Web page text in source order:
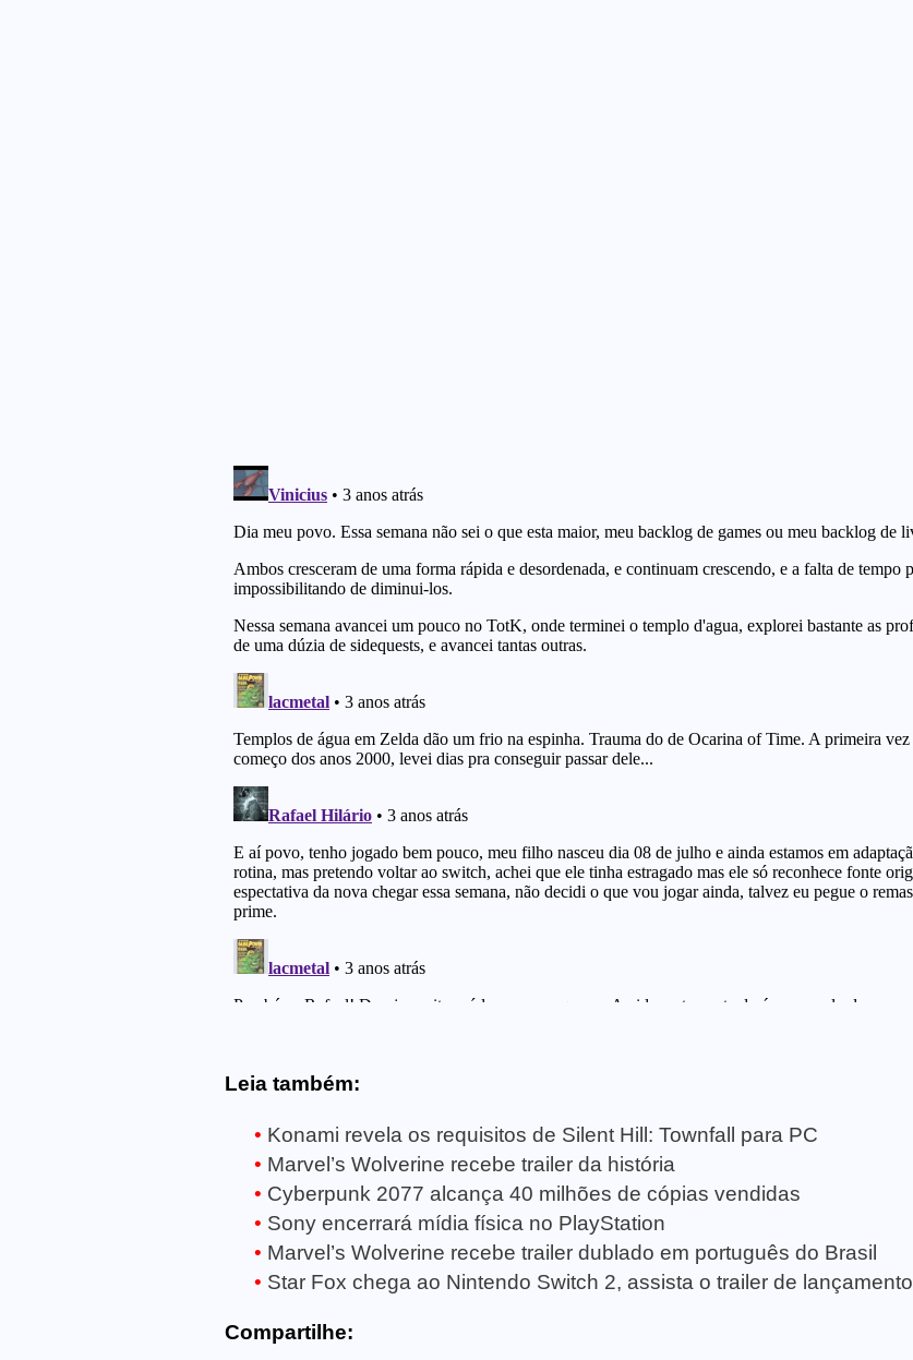
Leia também:
Konami revela os requisitos de Silent Hill: Townfall para PC
Marvel’s Wolverine recebe trailer da história
Cyberpunk 2077 alcança 40 milhões de cópias vendidas
Sony encerrará mídia física no PlayStation
Marvel’s Wolverine recebe trailer dublado em português do Brasil
Star Fox chega ao Nintendo Switch 2, assista o trailer de lançamento
Compartilhe: